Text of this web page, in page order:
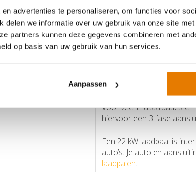
advertenties te personaliseren, om functies voor
delen we informatie over uw gebruik van onze site
partners kunnen deze gegevens combineren met
op basis van uw gebruik van hun services.
Aanpassen
auto kan met 22 kW laden. Ook je meterkast en
alleen naar het maximale vermogen van de laadpaal
Advies
Voor veel thuissituaties
hiervoor een 3-fase
Een 22 kW laadpaal is
auto’s. Je auto en
laadpalen.